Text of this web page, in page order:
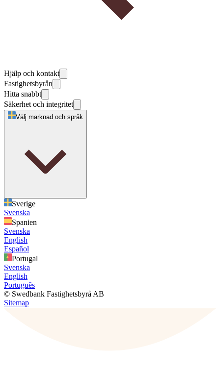
Hjälp och kontakt
Fastighetsbyrån
Hitta snabbt
Säkerhet och integritet
Välj marknad och språk
Sverige
Svenska
Spanien
Svenska
English
Español
Portugal
Svenska
English
Português
© Swedbank Fastighetsbyrå AB
Sitemap